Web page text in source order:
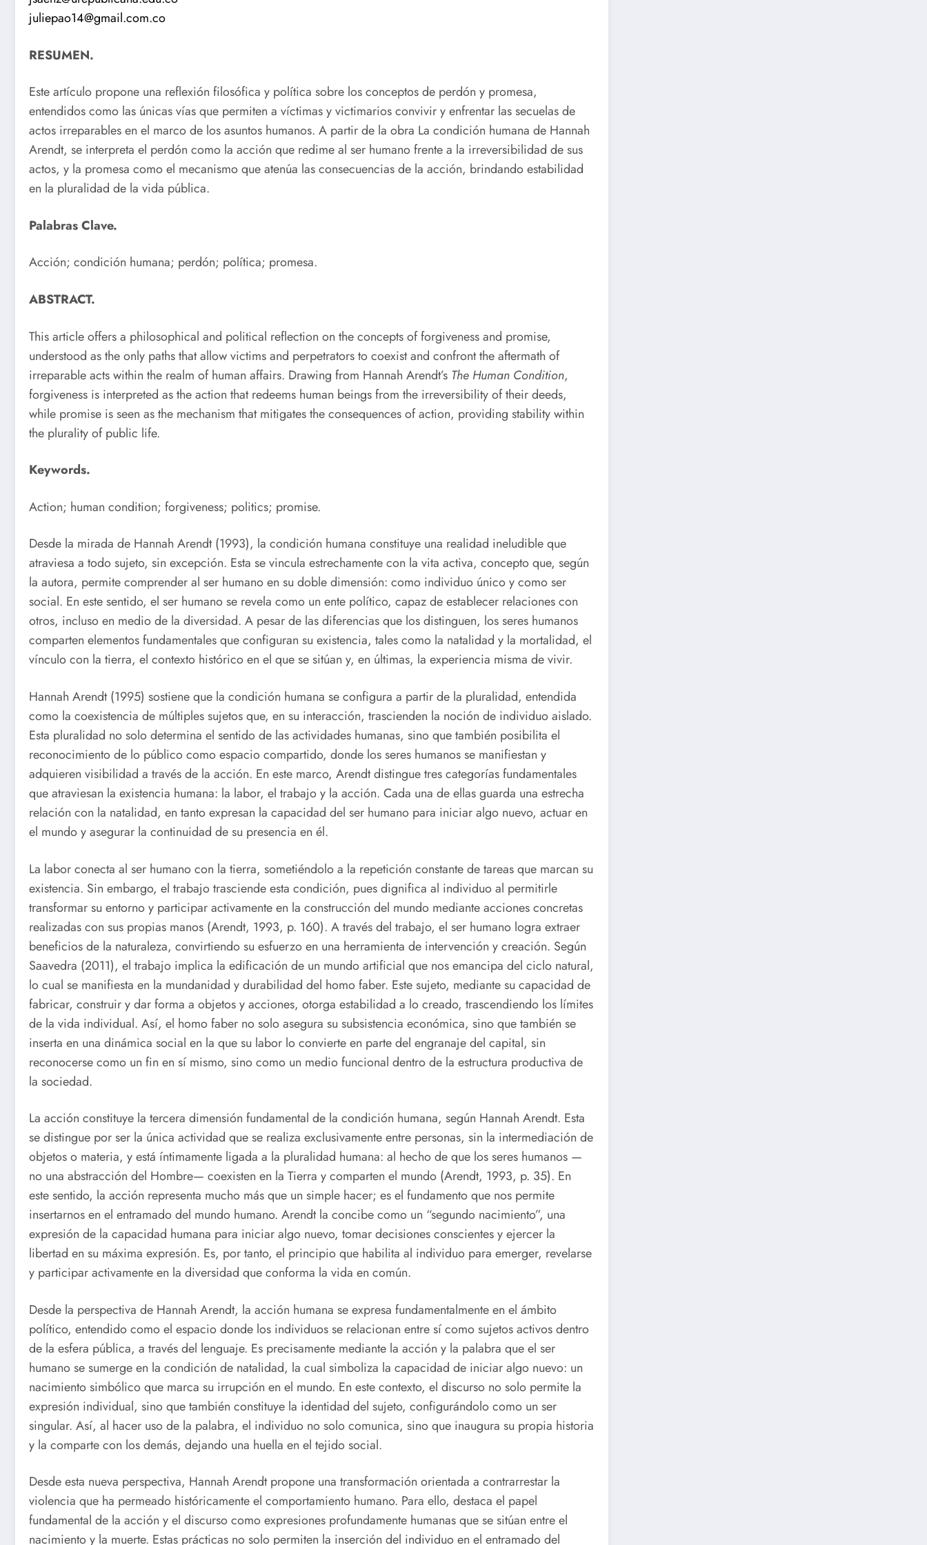
juliepao14@gmail.com.co
RESUMEN.
Este artículo propone una reflexión filosófica y política sobre los conceptos de perdón y promesa,
entendidos como las únicas vías que permiten a víctimas y victimarios convivir y enfrentar las secuelas de
actos irreparables en el marco de los asuntos humanos. A partir de la obra La condición humana de Hannah
Arendt, se interpreta el perdón como la acción que redime al ser humano frente a la irreversibilidad de sus
actos, y la promesa como el mecanismo que atenúa las consecuencias de la acción, brindando estabilidad
en la pluralidad de la vida pública.
Palabras Clave.
Acción; condición humana; perdón; política; promesa.
ABSTRACT.
This article offers a philosophical and political reflection on the concepts of forgiveness and promise,
understood as the only paths that allow victims and perpetrators to coexist and confront the aftermath of
irreparable acts within the realm of human affairs. Drawing from Hannah Arendt’s The Human Condition,
forgiveness is interpreted as the action that redeems human beings from the irreversibility of their deeds,
while promise is seen as the mechanism that mitigates the consequences of action, providing stability within
the plurality of public life.
Keywords.
Action; human condition; forgiveness; politics; promise.
Desde la mirada de Hannah Arendt (1993), la condición humana constituye una realidad ineludible que
atraviesa a todo sujeto, sin excepción. Esta se vincula estrechamente con la vita activa, concepto que, según
la autora, permite comprender al ser humano en su doble dimensión: como individuo único y como ser
social. En este sentido, el ser humano se revela como un ente político, capaz de establecer relaciones con
otros, incluso en medio de la diversidad. A pesar de las diferencias que los distinguen, los seres humanos
comparten elementos fundamentales que configuran su existencia, tales como la natalidad y la mortalidad, el
vínculo con la tierra, el contexto histórico en el que se sitúan y, en últimas, la experiencia misma de vivir.
Hannah Arendt (1995) sostiene que la condición humana se configura a partir de la pluralidad, entendida
como la coexistencia de múltiples sujetos que, en su interacción, trascienden la noción de individuo aislado.
Esta pluralidad no solo determina el sentido de las actividades humanas, sino que también posibilita el
reconocimiento de lo público como espacio compartido, donde los seres humanos se manifiestan y
adquieren visibilidad a través de la acción. En este marco, Arendt distingue tres categorías fundamentales
que atraviesan la existencia humana: la labor, el trabajo y la acción. Cada una de ellas guarda una estrecha
relación con la natalidad, en tanto expresan la capacidad del ser humano para iniciar algo nuevo, actuar en
el mundo y asegurar la continuidad de su presencia en él.
La labor conecta al ser humano con la tierra, sometiéndolo a la repetición constante de tareas que marcan su
existencia. Sin embargo, el trabajo trasciende esta condición, pues dignifica al individuo al permitirle
transformar su entorno y participar activamente en la construcción del mundo mediante acciones concretas
realizadas con sus propias manos (Arendt, 1993, p. 160). A través del trabajo, el ser humano logra extraer
beneficios de la naturaleza, convirtiendo su esfuerzo en una herramienta de intervención y creación. Según
Saavedra (2011), el trabajo implica la edificación de un mundo artificial que nos emancipa del ciclo natural,
lo cual se manifiesta en la mundanidad y durabilidad del homo faber. Este sujeto, mediante su capacidad de
fabricar, construir y dar forma a objetos y acciones, otorga estabilidad a lo creado, trascendiendo los límites
de la vida individual. Así, el homo faber no solo asegura su subsistencia económica, sino que también se
inserta en una dinámica social en la que su labor lo convierte en parte del engranaje del capital, sin
reconocerse como un fin en sí mismo, sino como un medio funcional dentro de la estructura productiva de
la sociedad.
La acción constituye la tercera dimensión fundamental de la condición humana, según Hannah Arendt. Esta
se distingue por ser la única actividad que se realiza exclusivamente entre personas, sin la intermediación de
objetos o materia, y está íntimamente ligada a la pluralidad humana: al hecho de que los seres humanos —
no una abstracción del Hombre— coexisten en la Tierra y comparten el mundo (Arendt, 1993, p. 35). En
este sentido, la acción representa mucho más que un simple hacer; es el fundamento que nos permite
insertarnos en el entramado del mundo humano. Arendt la concibe como un “segundo nacimiento”, una
expresión de la capacidad humana para iniciar algo nuevo, tomar decisiones conscientes y ejercer la
libertad en su máxima expresión. Es, por tanto, el principio que habilita al individuo para emerger, revelarse
y participar activamente en la diversidad que conforma la vida en común.
Desde la perspectiva de Hannah Arendt, la acción humana se expresa fundamentalmente en el ámbito
político, entendido como el espacio donde los individuos se relacionan entre sí como sujetos activos dentro
de la esfera pública, a través del lenguaje. Es precisamente mediante la acción y la palabra que el ser
humano se sumerge en la condición de natalidad, la cual simboliza la capacidad de iniciar algo nuevo: un
nacimiento simbólico que marca su irrupción en el mundo. En este contexto, el discurso no solo permite la
expresión individual, sino que también constituye la identidad del sujeto, configurándolo como un ser
singular. Así, al hacer uso de la palabra, el individuo no solo comunica, sino que inaugura su propia historia
y la comparte con los demás, dejando una huella en el tejido social.
Desde esta nueva perspectiva, Hannah Arendt propone una transformación orientada a contrarrestar la
violencia que ha permeado históricamente el comportamiento humano. Para ello, destaca el papel
fundamental de la acción y el discurso como expresiones profundamente humanas que se sitúan entre el
nacimiento y la muerte. Estas prácticas no solo permiten la inserción del individuo en el entramado del